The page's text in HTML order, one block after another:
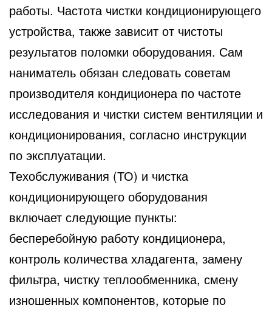
работы. Частота чистки кондиционирующего
устройства, также зависит от чистоты
результатов поломки оборудования. Сам
наниматель обязан следовать советам
производителя кондиционера по частоте
исследования и чистки систем вентиляции и
кондиционирования, согласно инструкции
по эксплуатации.
Техобслуживания (ТО) и чистка
кондиционирующего оборудования
включает следующие пункты:
бесперебойную работу кондиционера,
контроль количества хладагента, замену
фильтра, чистку теплообменника, смену
изношенных компонентов, которые по